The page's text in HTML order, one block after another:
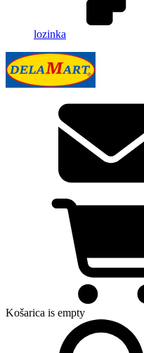
lozinka
Košarica is empty